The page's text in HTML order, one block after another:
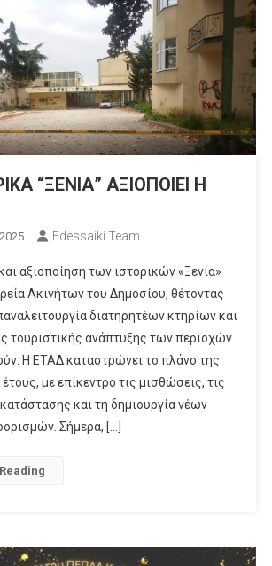
“ΞΕΝΙΑ” ΑΞΙΟΠΟΙΕΙ Η
Edessaiki Team
αξιοποίηση των ιστορικών «Ξενία»
Ακινήτων του Δημοσίου, θέτοντας
διατηρητέων κτηρίων και
τουριστικής ανάπτυξης των περιοχών
Η ΕΤΑΔ καταστρώνει το πλάνο της
με επίκεντρο τις μισθώσεις, τις
και τη δημιουργία νέων
Σήμερα, […]